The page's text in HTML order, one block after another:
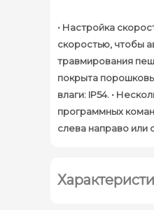
• Настройка
скоростью, чтобы
травмирования
покрыта
влаги: IP54. •
программных
слева направо или